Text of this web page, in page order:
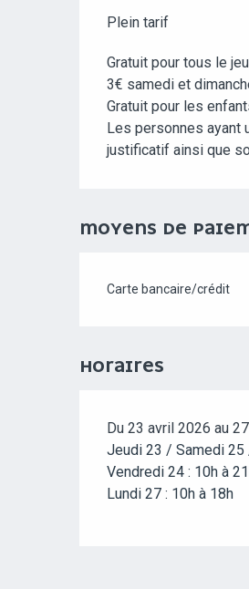
Plein tarif
Gratuit pour tous le
3€ samedi et
Gratuit pour les
Les personnes ayant
justificatif ainsi que
MOYENS DE
Carte bancaire/crédit
HORAIRES
Du 23 avril 2026 au
Jeudi 23 / Samedi 25
Vendredi 24 : 10h à
Lundi 27 : 10h à 18h